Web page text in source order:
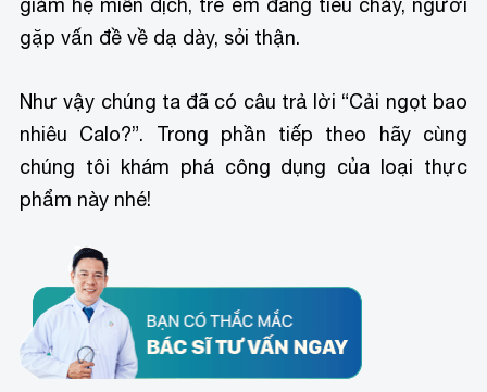
giảm hệ miễn dịch, trẻ em đang tiêu chảy, người
gặp vấn đề về dạ dày, sỏi thận.
Như vậy chúng ta đã có câu trả lời “Cải ngọt bao
nhiêu Calo?”. Trong phần tiếp theo hãy cùng
chúng tôi khám phá công dụng của loại thực
phẩm này nhé!